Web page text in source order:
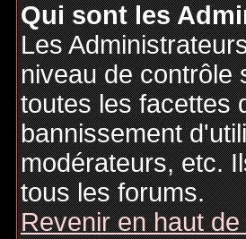
Qui sont les
Les
niveau de contrôle
toutes les facettes
bannissement
modérateurs, etc.
tous les forums.
Revenir en haut